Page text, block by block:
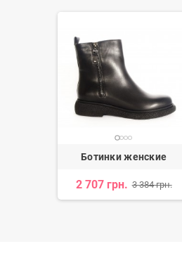
Ботинки женские
2 707 грн. 3 384 грн.